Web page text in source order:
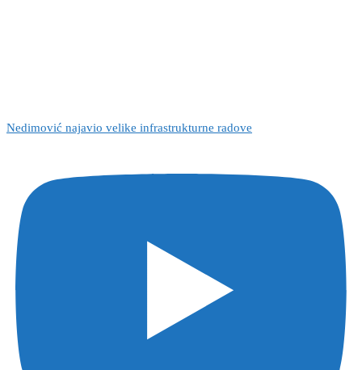
Nedimović najavio velike infrastrukturne radove